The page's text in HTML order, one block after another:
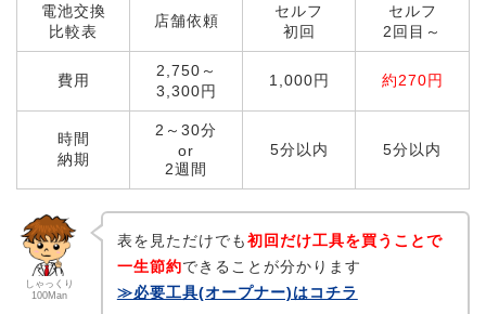
電池交換
比較表
店舗依頼
セルフ
初回
セルフ
2回目～
費用
2,750～
3,300円
1,000円 約270円
時間
納期
2～30分
or
2週間
5分以内 5分以内
しゃっくり
100Man
表を見ただけでも初回だけ工具を買うことで
一生節約できることが分かります
≫必要工具(オープナー)はコチラ